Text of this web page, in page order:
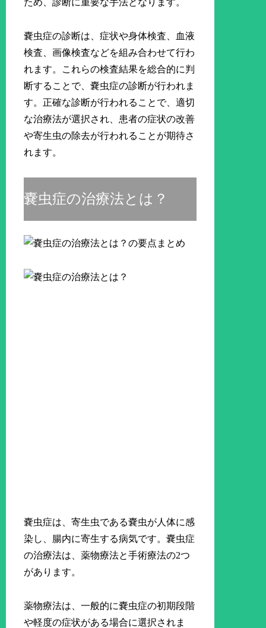
嚢虫症の診断は、症状や身体検査、血液
検査、画像検査などを組み合わせて行わ
れます。これらの検査結果を総合的に判
断することで、嚢虫症の診断が行われま
す。正確な診断が行われることで、適切
な治療法が選択され、患者の症状の改善
や寄生虫の除去が行われることが期待さ
れます。
嚢虫症の治療法とは？
嚢虫症は、寄生虫である嚢虫が人体に感
染し、腸内に寄生する病気です。嚢虫症
の治療法は、薬物療法と手術療法の2つ
があります。
薬物療法は、一般的に嚢虫症の初期段階
や軽度の症状がある場合に選択されま